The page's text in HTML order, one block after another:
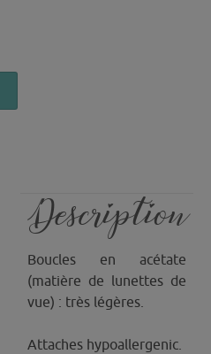
Description
Boucles en acétate
(matière de lunettes de
vue) : très légères.
Attaches hypoallergenic.